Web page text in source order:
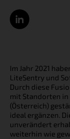
Im Jahr 2021
LiteSentry und
Durch diese
mit Standorten in
(Österreich)
ideal ergänzen.
unverändert
weiterhin wie